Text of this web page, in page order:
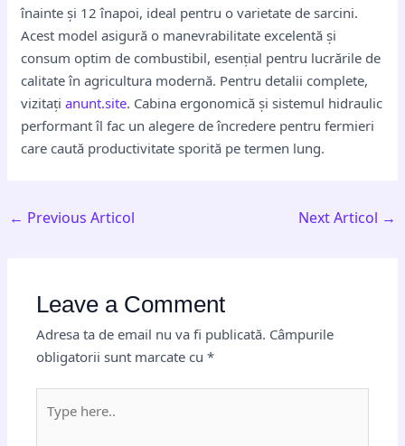
înainte și 12 înapoi, ideal pentru o varietate de sarcini.
Acest model asigură o manevrabilitate excelentă și
consum optim de combustibil, esențial pentru lucrările de
calitate în agricultura modernă. Pentru detalii complete,
vizitațianunt.site. Cabina ergonomică și sistemul hidraulic
performant îl fac un alegere de încredere pentru fermieri
care caută productivitate sporită pe termen lung.
← Previous Articol Next Articol →
Leave a Comment
Adresa ta de email nu va fi publicată. Câmpurile
obligatorii sunt marcate cu*
here..